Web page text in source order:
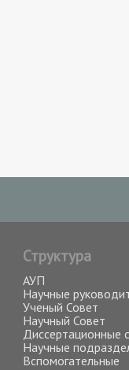
Структура
АУП
Научные
Ученый Совет
Научный Совет
Диссертационные
Научные
Вспомогательные